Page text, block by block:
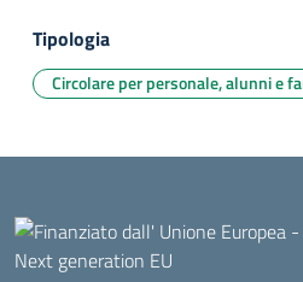
Tipologia
Circolare per personale, alunni e